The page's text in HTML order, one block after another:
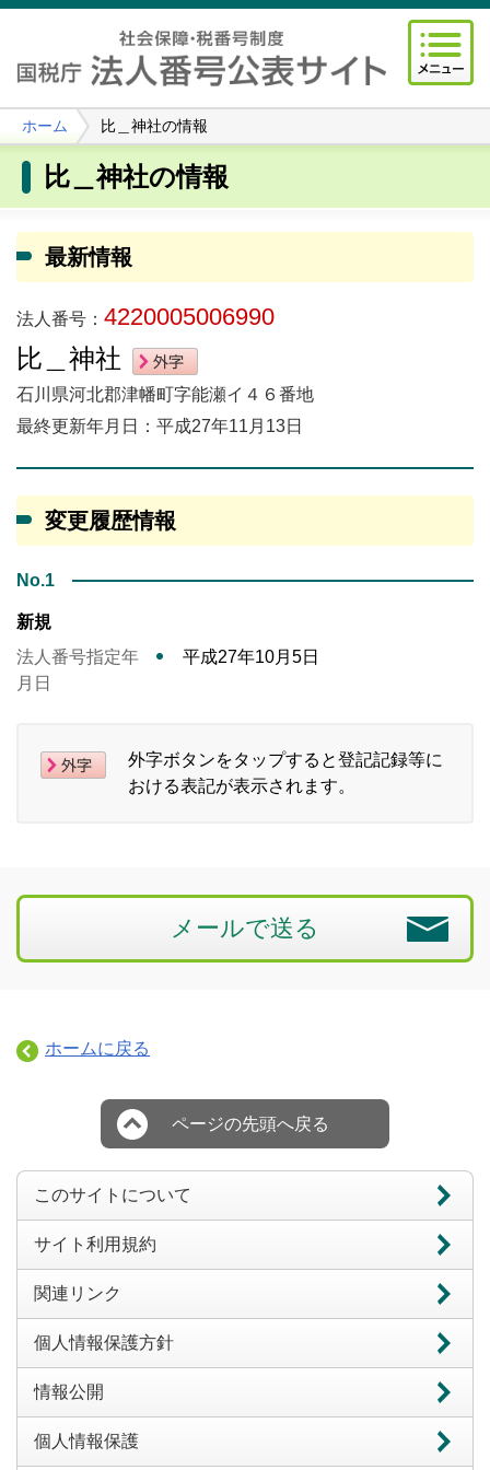
ホーム 比＿神社の情報
比＿神社の情報
最新情報
法人番号： 4220005006990
比＿神社
石川県河北郡津幡町字能瀬イ４６番地
最終更新年月日：平成27年11月13日
変更履歴情報
No.1
新規
法人番号指定年
月日
平成27年10月5日
外字ボタンをタップすると登記記録等に
おける表記が表示されます。
メールで送る
ホームに戻る
ページの先頭へ戻る
このサイトについて
サイト利用規約
関連リンク
個人情報保護方針
情報公開
個人情報保護